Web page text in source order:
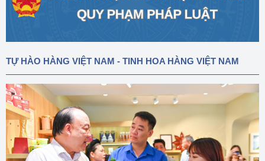
TỰ HÀO HÀNG VIỆT NAM - TINH HOA HÀNG VIỆT NAM